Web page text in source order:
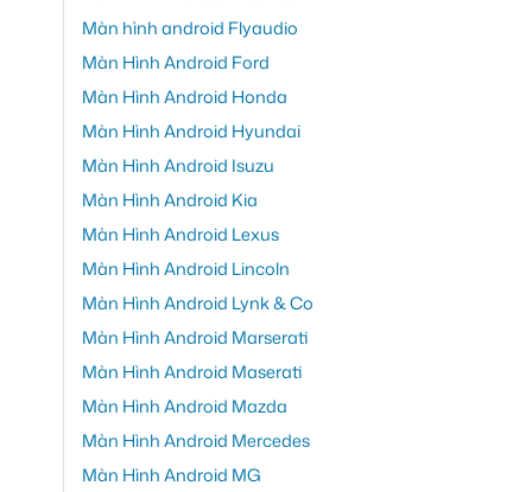
Màn hình android Flyaudio
Màn Hình Android Ford
Màn Hình Android Honda
Màn Hình Android Hyundai
Màn Hình Android Isuzu
Màn Hình Android Kia
Màn Hình Android Lexus
Màn Hình Android Lincoln
Màn Hình Android Lynk & Co
Màn Hình Android Marserati
Màn Hình Android Maserati
Màn Hình Android Mazda
Màn Hình Android Mercedes
Màn Hình Android MG